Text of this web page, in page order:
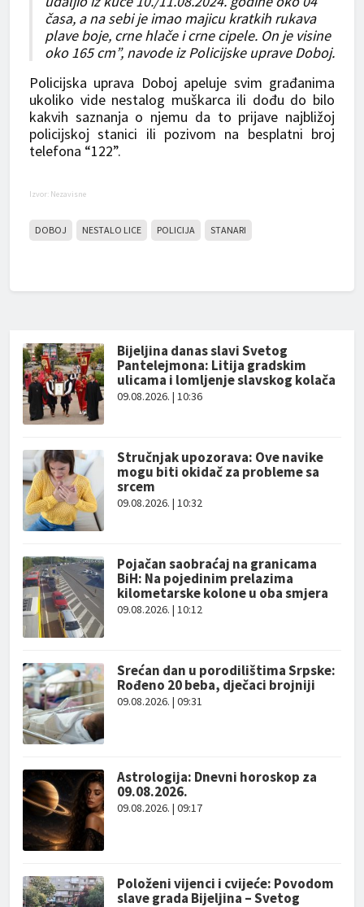
časa, a na sebi je imao majicu kratkih rukava
plave boje, crne hlače i crne cipele. On je visine
oko 165 cm”, navode iz Policijske uprave Doboj.
Policijska uprava Doboj apeluje svim građanima
ukoliko vide nestalog muškarca ili dođu do bilo
kakvih saznanja o njemu da to prijave najbližoj
policijskoj stanici ili pozivom na besplatni broj
telefona “122”.
Izvor: Nezavisne
DOBOJ NESTALO LICE POLICIJA STANARI
Bijeljina danas slavi Svetog
Pantelejmona: Litija gradskim
ulicama i lomljenje slavskog kolača
09.08.2026. | 10:36
Stručnjak upozorava: Ove navike
mogu biti okidač za probleme sa
srcem
09.08.2026. | 10:32
Pojačan saobraćaj na granicama
BiH: Na pojedinim prelazima
kilometarske kolone u oba smjera
09.08.2026. | 10:12
Srećan dan u porodilištima Srpske:
Rođeno 20 beba, dječaci brojniji
09.08.2026. | 09:31
Astrologija: Dnevni horoskop za
09.08.2026.
09.08.2026. | 09:17
Položeni vijenci i cvijeće: Povodom
slave grada Bijeljina – Svetog